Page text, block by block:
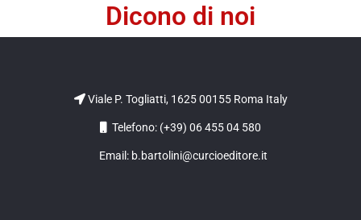
Dicono di noi
Viale P. Togliatti, 1625 00155 Roma Italy
Telefono: (+39) 06 455 04 580
Email: b.bartolini@curcioeditore.it